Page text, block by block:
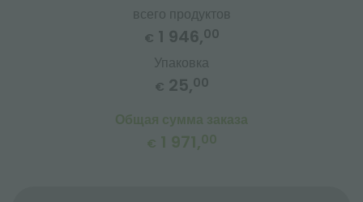
всего продуктов
€ 1 946,00
Упаковка
€ 25,00
Общая сумма заказа
€ 1 971,00